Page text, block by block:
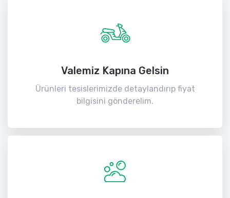
Valemiz Kapına Gelsin
Ürünleri tesislerimizde detaylandırıp fiyat
bilgisini gönderelim.